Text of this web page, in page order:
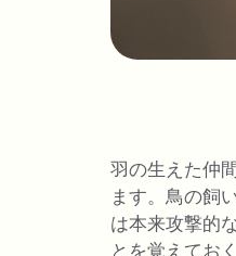
羽の生えた仲
ます。鳥の飼
は本来攻撃的
とを覚えてお